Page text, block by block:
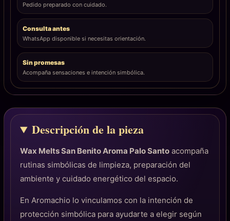
Pedido preparado con cuidado.
Consulta antes
WhatsApp disponible si necesitas orientación.
Sin promesas
Acompaña sensaciones e intención simbólica.
Descripción de la pieza
Wax Melts San Benito Aroma Palo Santo acompaña
rutinas simbólicas de limpieza, preparación del
ambiente y cuidado energético del espacio.
En Aromachio lo vinculamos con la intención de
protección simbólica para ayudarte a elegir según